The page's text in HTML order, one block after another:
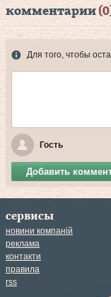
комментарии
Для того, чтобы
Гость
Добавить
сервисы
новини компаній
реклама
контакти
правила
rss